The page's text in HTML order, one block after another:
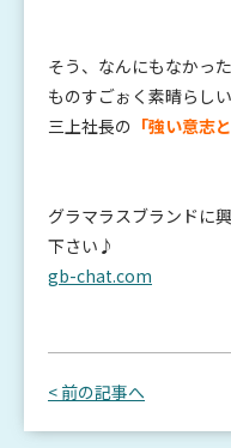
そう、なんにもなかっ
ものすごぉく素晴らし
三上社長の 「強い意志
グラマラスブランドに
下さい♪
gb-chat.com
< 前の記事へ